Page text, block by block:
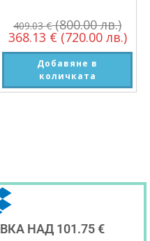
409.03€ (800.00 лв.)
368.13 € (720.00 лв.)
Добавяне в
количката
НАД 101.75 €